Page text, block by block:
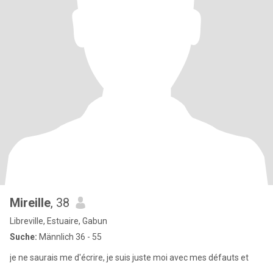
Mireille, 38
Libreville, Estuaire, Gabun
Suche: Männlich 36 - 55
je ne saurais me d'écrire, je suis juste moi avec mes défauts et